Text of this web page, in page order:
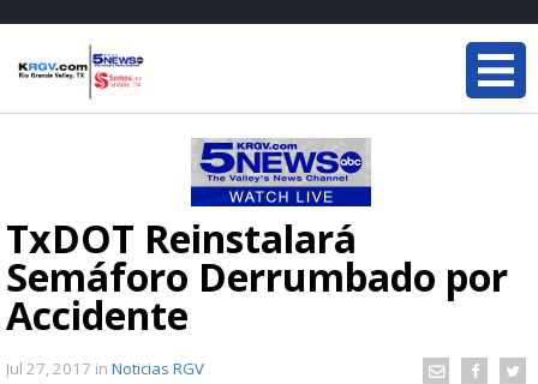
TxDOT Reinstalará
Semáforo Derrumbado por
Accidente
Jul 27, 2017 in Noticias RGV